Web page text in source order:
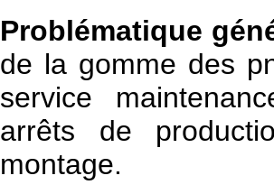
Problématique
de la gomme des
service
arrêts de
montage.